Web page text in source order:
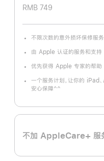
RMB 749
不限次数的意外损坏保修服务
注
由 Apple 认证的服务和支持
优先获得 Apple 专家的帮助
一个服务计划，让你的
安心保障^^
不加 AppleCare+ 服